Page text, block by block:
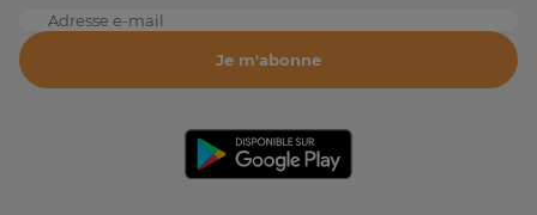
Adresse e-mail
Je m'abonne